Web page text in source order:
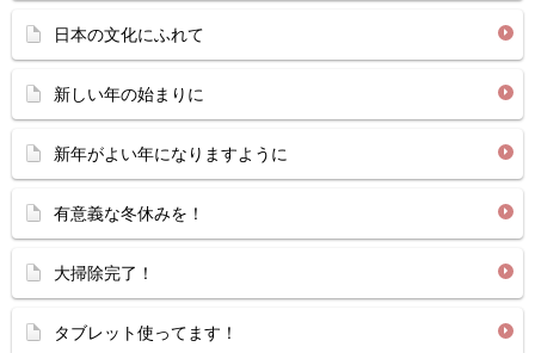
日本の文化にふれて
新しい年の始まりに
新年がよい年になりますように
有意義な冬休みを！
大掃除完了！
タブレット使ってます！